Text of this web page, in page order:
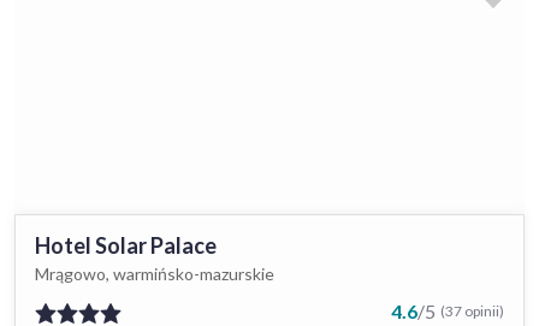
Hotel Solar Palace
Mrągowo, warmińsko-mazurskie
4.6/5 (37 opinii)